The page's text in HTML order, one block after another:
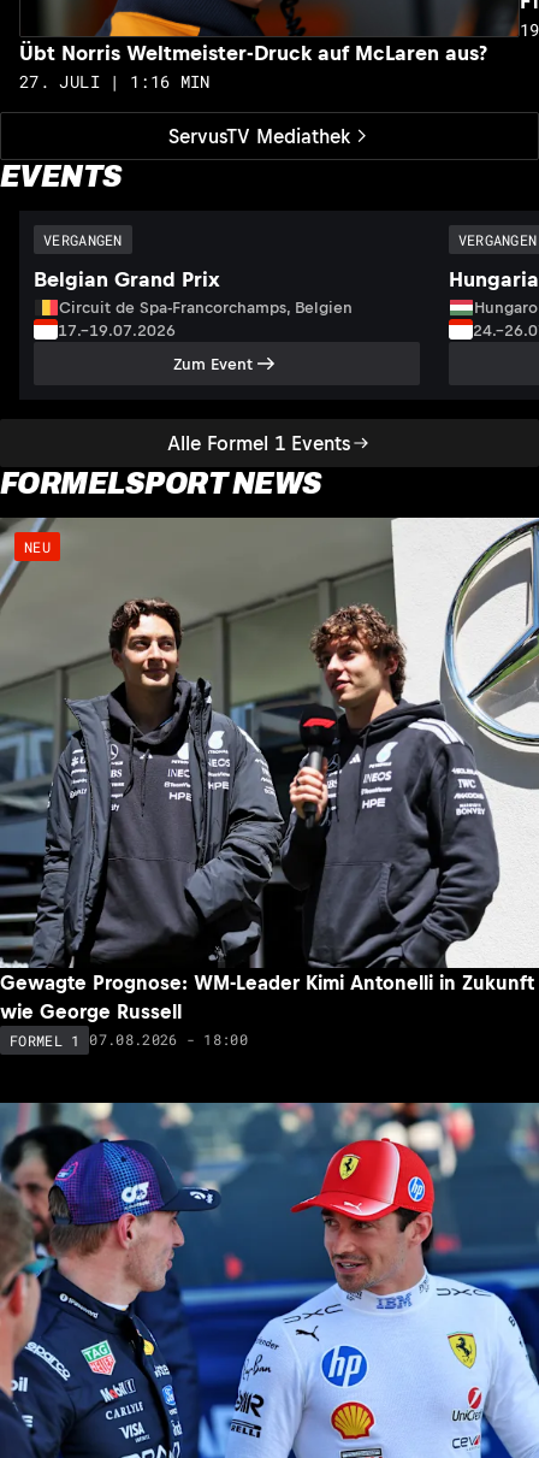
ServusTV Mediathek
Übt Norris Weltmeister-Druck auf McLaren aus?
27. JULI | 1:16 MIN
EVENTS
Alle Formel 1 Events
VERGANGEN
Belgian Grand Prix
Circuit de Spa-Francorchamps, Belgien
17.–19.07.2026
Zum Event
VERGANGEN
FORMELSPORT NEWS
NEU
Gewagte Prognose: WM-Leader Kimi Antonelli in Zukunft
wie George Russell
FORMEL 1 07.08.2026 - 18:00